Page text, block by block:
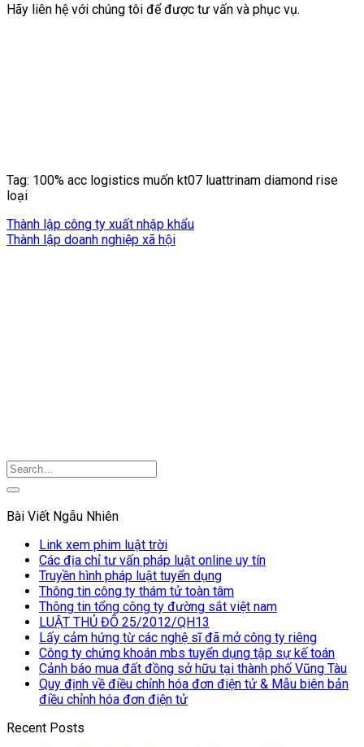
Hãy liên hệ với chúng tôi để được tư vấn và phục vụ.
Tag: 100% acc logistics muốn kt07 luattrinam diamond rise
loại
Thành lập công ty xuất nhập khẩu
Thành lập doanh nghiệp xã hội
Bài Viết Ngẫu Nhiên
Link xem phim luật trời
Các địa chỉ tư vấn pháp luật online uy tín
Truyền hình pháp luật tuyển dụng
Thông tin công ty thám tử toàn tâm
Thông tin tổng công ty đường sắt việt nam
LUẬT THỦ ĐÔ 25/2012/QH13
Lấy cảm hứng từ các nghệ sĩ đã mở công ty riêng
Công ty chứng khoán mbs tuyển dụng tập sự kế toán
Cảnh báo mua đất đồng sở hữu tại thành phố Vũng Tàu
Quy định về điều chỉnh hóa đơn điện tử & Mẫu biên bản
điều chỉnh hóa đơn điện tử
Recent Posts